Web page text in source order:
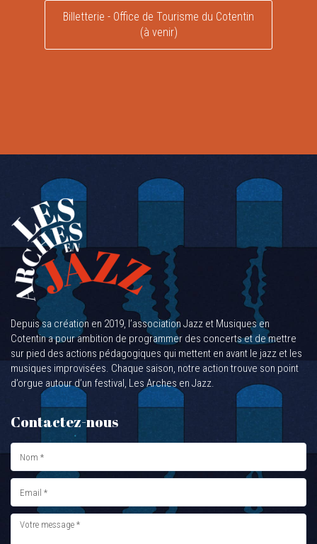
Billetterie - Office de Tourisme du Cotentin
(à venir)
Depuis sa création en 2019, l’association Jazz et Musiques en
Cotentin a pour ambition de programmer des concerts et de mettre
sur pied des actions pédagogiques qui mettent en avant le jazz et les
musiques improvisées. Chaque saison, notre action trouve son point
d’orgue autour d’un festival, Les Arches en Jazz.
Contactez-nous